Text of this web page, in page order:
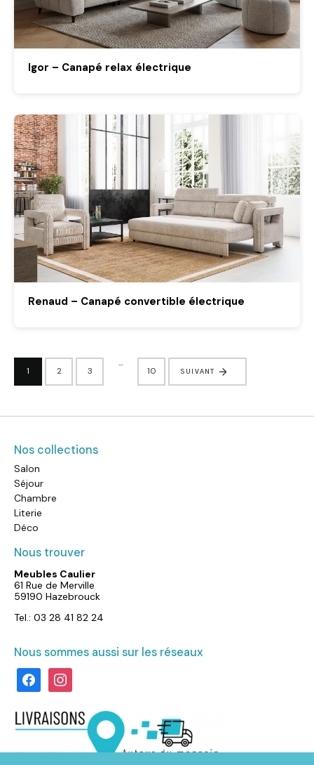
Igor – Canapé relax électrique
Renaud – Canapé convertible électrique
1 2 3
…
10 SUIVANT
Nos collections
Salon
Séjour
Chambre
Literie
Déco
Nous trouver
Meubles Caulier
61 Rue de Merville
59190 Hazebrouck
Tel.: 03 28 41 82 24
Nous sommes aussi sur les réseaux
facebookinstagram